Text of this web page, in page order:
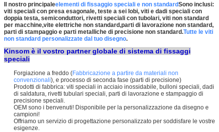
Il nostro principaleelementi di fissaggio speciali e non standardSono inclusi:
viti speciali con presa esagonale, teste a sei lobi, viti e dadi speciali con
doppia testa, semiconduttori, rivetti speciali con tubolari, viti non standard
per macchine,vite elettriche non standard,parti di lavorazione non standard,
parti di stampaggio e parti metalliche di precisione non standard.Tutte le viti
non standard personalizzate dal tuo disegno.
Kinsom è il vostro partner globale di sistema di fissaggi
speciali
Forgiazione a freddo (Fabbricazione a partire da materiali non
convenzionali), e processo di seconda fase (parti di precisione)
Prodotti di fabbrica: viti speciali in acciaio inossidabile, bulloni speciali, dadi
di saldatura, rivetti tubulari speciali, parti di lavorazione e stampaggio di
precisione speciali.
OEM sono i benvenuti! Disponibile per la personalizzazione da disegno e
campioni!
Offriamo un servizio di progettazione personalizzato per soddisfare le vostre
esigenze.